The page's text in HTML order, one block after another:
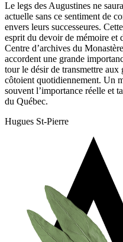
Le legs des Augustines ne
actuelle sans ce sentiment de
envers leurs successeures.
esprit du devoir de mémoire et
Centre d’archives du
accordent une grande
tour le désir de transmettre aux
côtoient quotidiennement. Un
souvent l’importance réelle et
du Québec.
Hugues St-Pierre